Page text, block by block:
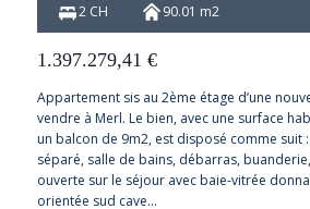
2 CH 90.01 m2
1.397.279,41 €
Appartement sis au 2ème étage d’une
vendre à Merl. Le bien, avec une surface
un balcon de 9m2, est disposé comme suit :
séparé, salle de bains, débarras,
ouverte sur le séjour avec baie-vitrée
orientée sud cave…